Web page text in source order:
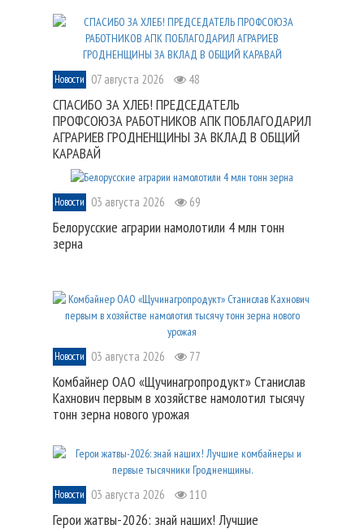
Новости 07 августа 2026 48
СПАСИБО ЗА ХЛЕБ! ПРЕДСЕДАТЕЛЬ
ПРОФСОЮЗА РАБОТНИКОВ АПК ПОБЛАГОДАРИЛ
АГРАРИЕВ ГРОДНЕНЩИНЫ ЗА ВКЛАД В ОБЩИЙ
КАРАВАЙ
Новости 03 августа 2026 69
Белорусские аграрии намолотили 4 млн тонн
зерна
Новости 03 августа 2026 77
Комбайнер ОАО «Щучинагропродукт» Станислав
Кахнович первым в хозяйстве намолотил тысячу
тонн зерна нового урожая
Новости 03 августа 2026 110
Герои жатвы-2026: знай наших! Лучшие